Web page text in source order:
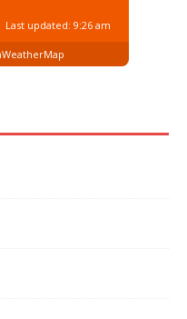
Last updated: 9:26 am